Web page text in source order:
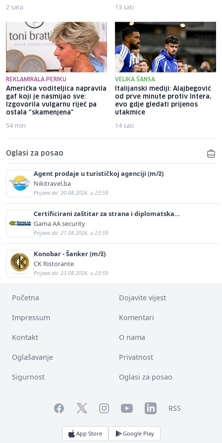
2 sata 13 sati
REKLAMIRALA PERIKU
Američka voditeljica napravila
gaf koji je nasmijao sve:
Izgovorila vulgarnu riječ pa
ostala "skamenjena"
54 min
VELIKA ŠANSA
Italijanski mediji: Alajbegović
od prve minute protiv Intera,
evo gdje gledati prijenos
utakmice
14 sati
Oglasi za posao
Agent prodaje u turističkoj agenciji (m/ž)
Nikitravel.ba
Prijava do: 20.08.2026. u 23:59
Certificirani zaštitar za strana i diplomatska
predstavništva (m/ž)
Gama AA security
Prijava do: 21.08.2026. u 23:59
Konobar - Šanker (m/ž)
CK Ristorante
Prijava do: 23.08.2026. u 23:59
Početna Dojavite vijest
Impressum Komentari
Kontakt O nama
Oglašavanje Privatnost
Sigurnost Oglasi za posao
FacebookTwitterInstagramYouTubeLinkedInRSS
App Store Google Play